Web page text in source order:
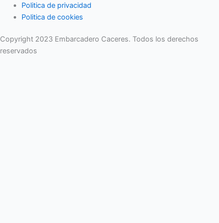
Politica de privacidad
Politica de cookies
Copyright 2023 Embarcadero Caceres. Todos los derechos
reservados